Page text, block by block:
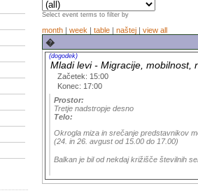
Select event terms to filter by
month | week | table | naštej | view all
�
(dogodek)
Mladi levi - Migracije, mobilnost,
Začetek: 15:00
Konec: 17:00
Prostor:
Tretje nadstropje desno
Telo:
Okrogla miza in srečanje predstavnikov
(24. in 26. avgust od 15.00 do 17.00)
Balkan je bil od nekdaj križišče številnih